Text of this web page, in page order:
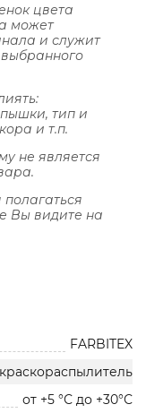
цвета
может
и служит
тип и
и т.п.
не является
Вы видите на
FARBITEX
от +5 °С до +30°С